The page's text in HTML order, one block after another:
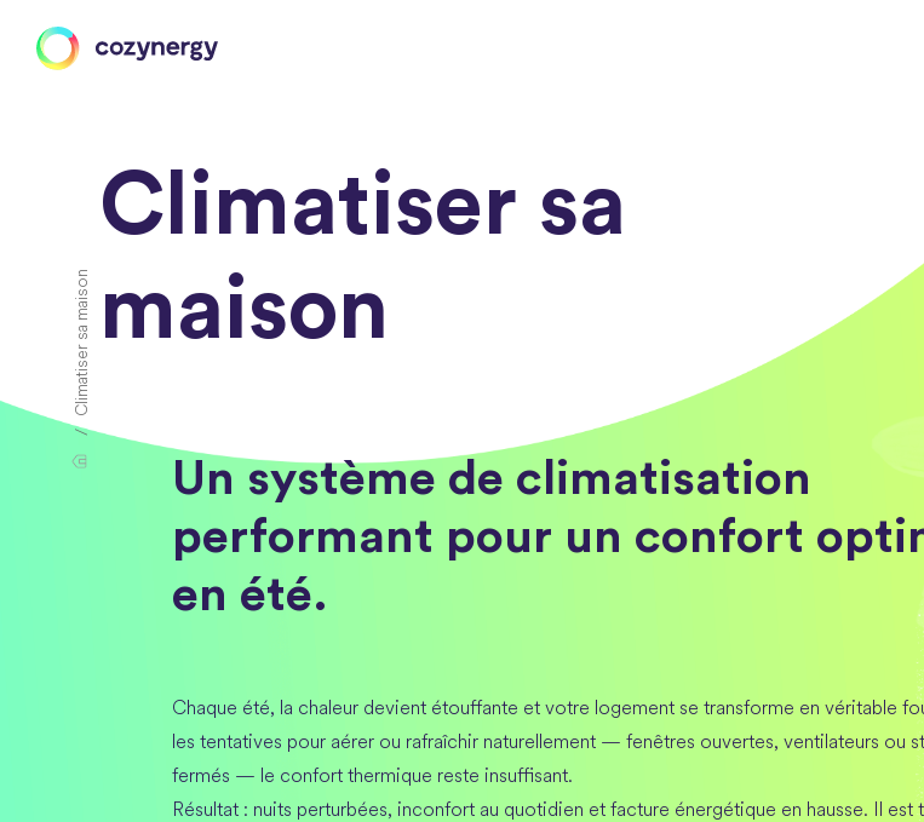
Climatiser sa maison
Climatiser sa
maison
Un système de climatisation
performant pour un confort
en été.
Chaque été, la chaleur devient étouffante et votre logement se transforme en véritable
les tentatives pour aérer ou rafraîchir naturellement — fenêtres ouvertes, ventilateurs ou
fermés — le confort thermique reste insuffisant.
Résultat : nuits perturbées, inconfort au quotidien et facture énergétique en hausse. Il est